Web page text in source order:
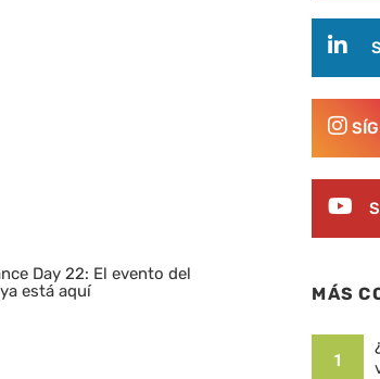
Day 22: El evento del
está aquí
MÁS
1